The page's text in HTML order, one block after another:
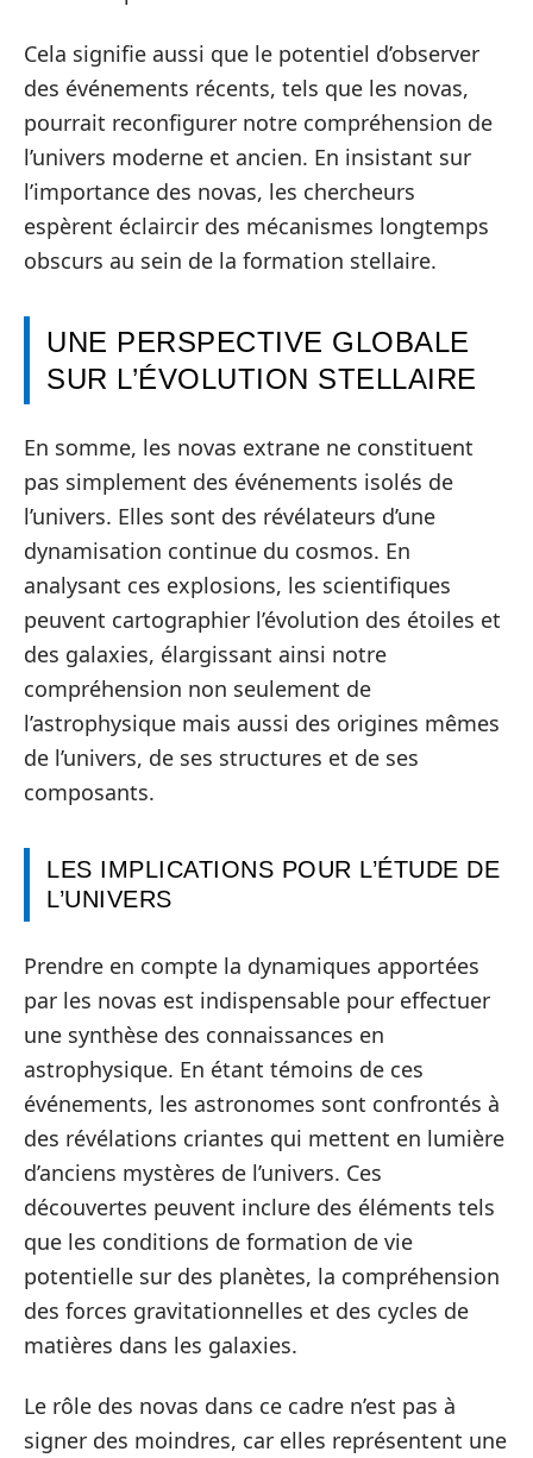
Cela signifie aussi que le potentiel d’observer
des événements récents, tels que les novas,
pourrait reconfigurer notre compréhension de
l’univers moderne et ancien. En insistant sur
l’importance des novas, les chercheurs
espèrent éclaircir des mécanismes longtemps
obscurs au sein de la formation stellaire.
UNE PERSPECTIVE GLOBALE
SUR L’ÉVOLUTION STELLAIRE
En somme, les novas extrane ne constituent
pas simplement des événements isolés de
l’univers. Elles sont des révélateurs d’une
dynamisation continue du cosmos. En
analysant ces explosions, les scientifiques
peuvent cartographier l’évolution des étoiles et
des galaxies, élargissant ainsi notre
compréhension non seulement de
l’astrophysique mais aussi des origines mêmes
de l’univers, de ses structures et de ses
composants.
LES IMPLICATIONS POUR L’ÉTUDE DE
L’UNIVERS
Prendre en compte la dynamiques apportées
par les novas est indispensable pour effectuer
une synthèse des connaissances en
astrophysique. En étant témoins de ces
événements, les astronomes sont confrontés à
des révélations criantes qui mettent en lumière
d’anciens mystères de l’univers. Ces
découvertes peuvent inclure des éléments tels
que les conditions de formation de vie
potentielle sur des planètes, la compréhension
des forces gravitationnelles et des cycles de
matières dans les galaxies.
Le rôle des novas dans ce cadre n’est pas à
signer des moindres, car elles représentent une